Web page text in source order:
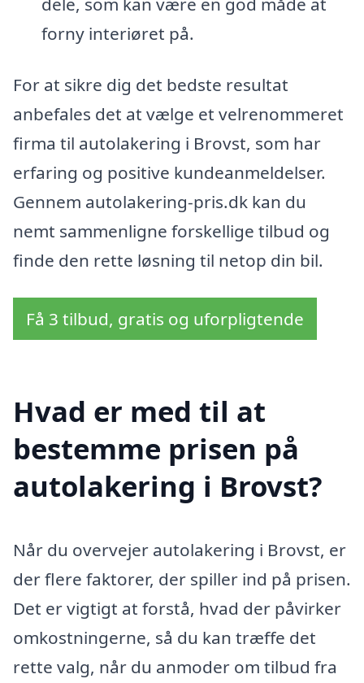
forny interiøret på.
For at sikre dig det bedste resultat
anbefales det at vælge et velrenommeret
firma til autolakering i Brovst, som har
erfaring og positive kundeanmeldelser.
Gennem autolakering-pris.dk kan du
nemt sammenligne forskellige tilbud og
finde den rette løsning til netop din bil.
Få 3 tilbud, gratis og uforpligtende
Hvad er med til at
bestemme prisen på
autolakering i Brovst?
Når du overvejer autolakering i Brovst, er
der flere faktorer, der spiller ind på prisen.
Det er vigtigt at forstå, hvad der påvirker
omkostningerne, så du kan træffe det
rette valg, når du anmoder om tilbud fra